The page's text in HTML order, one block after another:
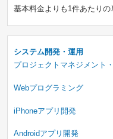
基本料金よりも1件あたりの
システム開発・運用
プロジェクトマネジメント
Webプログラミング
iPhoneアプリ開発
Androidアプリ開発